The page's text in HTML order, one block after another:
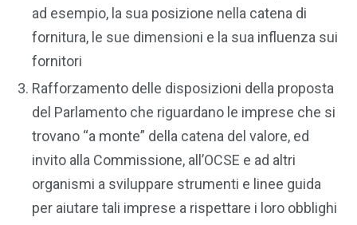
ad esempio, la sua posizione nella catena di
fornitura, le sue dimensioni e la sua influenza sui
fornitori
Rafforzamento delle disposizioni della proposta
del Parlamento che riguardano le imprese che si
trovano “a monte” della catena del valore, ed
invito alla Commissione, all’OCSE e ad altri
organismi a sviluppare strumenti e linee guida
per aiutare tali imprese a rispettare i loro obblighi